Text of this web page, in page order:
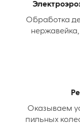
Обработка
Оказываем
пильных